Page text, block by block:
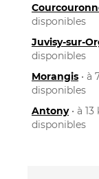
disponibles
Juvisy-sur-
disponibles
Morangis • à
disponibles
Antony• à
disponibles